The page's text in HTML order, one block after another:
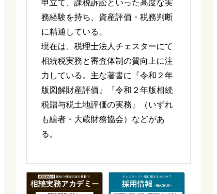
申立て、課税訴訟といった高度な実
務経験を持ち、資産評価・税務判断
に精通している。
現在は、税理士法人チェスターにて
相続税実務と審査体制の質向上に注
力している。主な著書に『令和２年
版図解財産評価』『令和２年版相続
税贈与税土地評価の実務』（いずれ
も編者・大蔵財務協会）などがあ
る。